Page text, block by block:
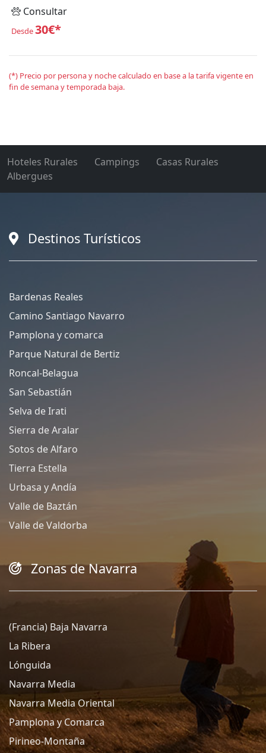
Consultar
Desde30€*
(*) Precio por persona y noche calculado en base a la tarifa vigente en
fin de semana y temporada baja.
Hoteles Rurales Campings
Casas Rurales
Albergues
Destinos Turísticos
Bardenas Reales
Camino Santiago Navarro
Pamplona y comarca
Parque Natural de Bertiz
Roncal-Belagua
San Sebastián
Selva de Irati
Sierra de Aralar
Sotos de Alfaro
Tierra Estella
Urbasa y Andía
Valle de Baztán
Valle de Valdorba
Zonas de Navarra
(Francia) Baja Navarra
La Ribera
Lónguida
Navarra Media
Navarra Media Oriental
Pamplona y Comarca
Pirineo-Montaña